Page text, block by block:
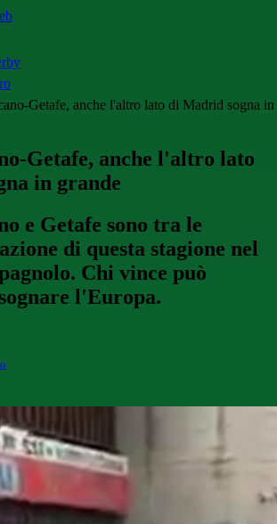
Getafe, anche l'altro lato di Madrid sogna in
Getafe, anche l'altro lato
in grande
e Getafe sono tra le
di questa stagione nel
Chi vince può
l'Europa.